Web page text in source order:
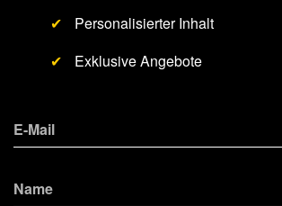
✔
Personalisierter Inhalt
✔
Exklusive Angebote